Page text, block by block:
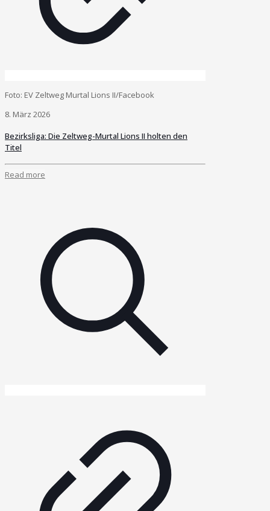
Foto: EV Zeltweg Murtal Lions II/Facebook
8. März 2026
Bezirksliga: Die Zeltweg-Murtal Lions II holten den
Titel
Read more